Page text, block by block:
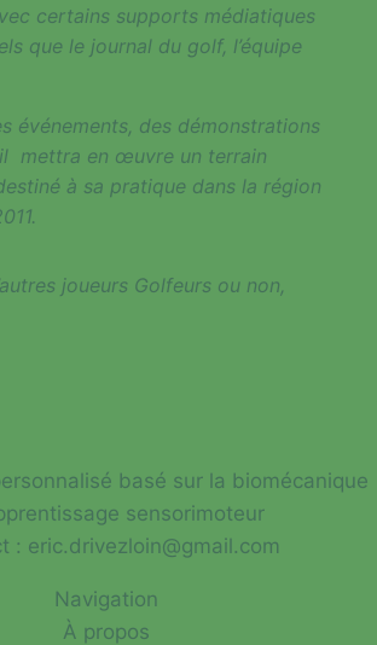
certains supports médiatiques
que le journal du golf, l’équipe
événements, des démonstrations
mettra en œuvre un terrain
à sa pratique dans la région
joueurs Golfeurs ou non,
basé sur la biomécanique
sensorimoteur
: eric.drivezloin@gmail.com
Navigation
À propos